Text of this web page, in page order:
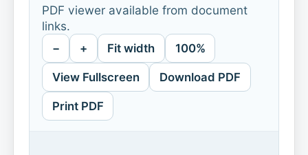
PDF viewer available from document
links.
− + Fit width 100%
View Fullscreen Download PDF
Print PDF